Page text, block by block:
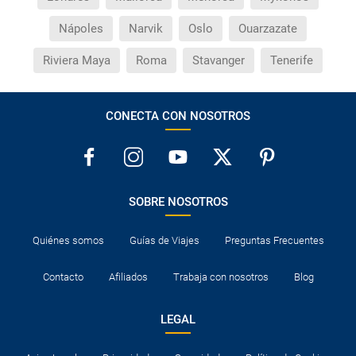
Nápoles Narvik Oslo Ouarzazate
Riviera Maya Roma Stavanger Tenerife
CONECTA CON NOSOTROS
SOBRE NOSOTROS
Quiénes somos Guías de Viajes Preguntas Frecuentes
Contacto Afiliados Trabaja con nosotros Blog
LEGAL